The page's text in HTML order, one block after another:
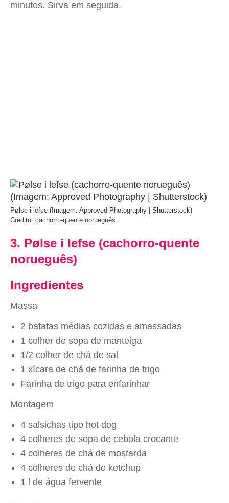
minutos. Sirva em seguida.
Pølse i lefse (Imagem: Approved Photography | Shutterstock)
Crédito: cachorro-quente norueguês
3. Pølse i lefse (cachorro-quente
norueguês)
Ingredientes
Massa
2 batatas médias cozidas e amassadas
1 colher de sopa de manteiga
1/2 colher de chá de sal
1 xícara de chá de farinha de trigo
Farinha de trigo para enfarinhar
Montagem
4 salsichas tipo hot dog
4 colheres de sopa de cebola crocante
4 colheres de chá de mostarda
4 colheres de chá de ketchup
1 l de água fervente